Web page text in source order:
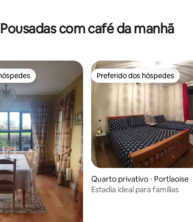
Pousadas com café da manhã
5, 27 avaliações
preferidos dos hóspedes Preferido dos hóspedes
Preferido dos hóspedes
Quarto privativo ⋅ Portlaoise
Estadia ideal para famílias